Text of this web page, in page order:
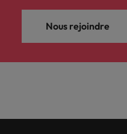
Nous rejoindre